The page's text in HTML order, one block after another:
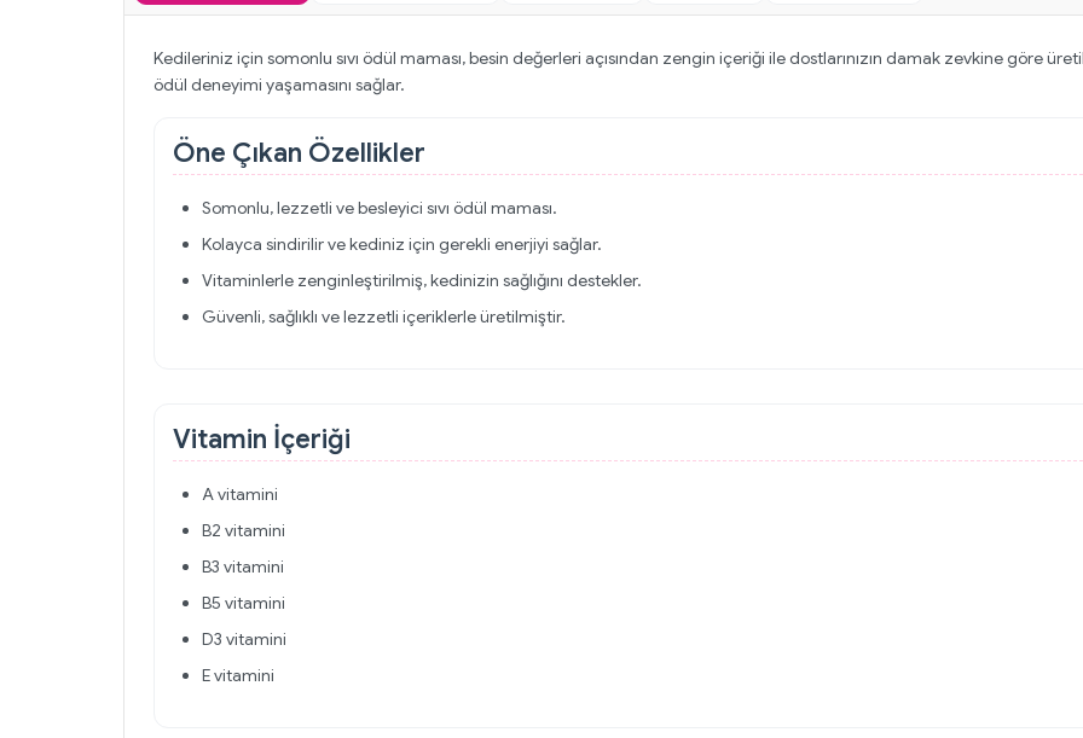
Kedileriniz için somonlu sıvı ödül maması, besin değerleri açısından zengin içeriği ile dostlarınızın damak zevkine göre
ödül deneyimi yaşamasını sağlar.
Öne Çıkan Özellikler
Somonlu, lezzetli ve besleyici sıvı ödül maması.
Kolayca sindirilir ve kediniz için gerekli enerjiyi sağlar.
Vitaminlerle zenginleştirilmiş, kedinizin sağlığını destekler.
Güvenli, sağlıklı ve lezzetli içeriklerle üretilmiştir.
Vitamin İçeriği
A vitamini
B2 vitamini
B3 vitamini
B5 vitamini
D3 vitamini
E vitamini